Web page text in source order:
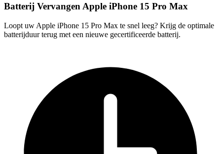
Batterij Vervangen Apple iPhone 15 Pro Max
Loopt uw Apple iPhone 15 Pro Max te snel leeg? Krijg de optimale
batterijduur terug met een nieuwe gecertificeerde batterij.